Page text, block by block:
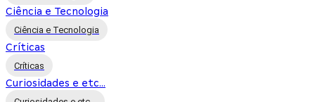
Ciência e Tecnologia
Ciência e Tecnologia
Críticas
Críticas
Curiosidades e etc...